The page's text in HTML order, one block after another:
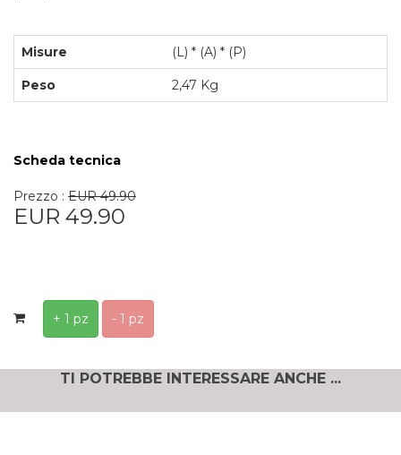
Misure (L) * (A) * (P)
Peso 2,47 Kg
Scheda tecnica
Prezzo : EUR 49.90
EUR 49.90
+ 1 pz - 1 pz
TI POTREBBE INTERESSARE ANCHE ...